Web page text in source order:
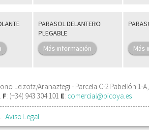
PARASOL DELANTERO
PLEGABLE
Más información
Más
Leizotz/Aranaztegi - Parcela C-2 Pabellón 1-
F: (+34) 943 304 101 E: comercial@picoya.es
Aviso Legal